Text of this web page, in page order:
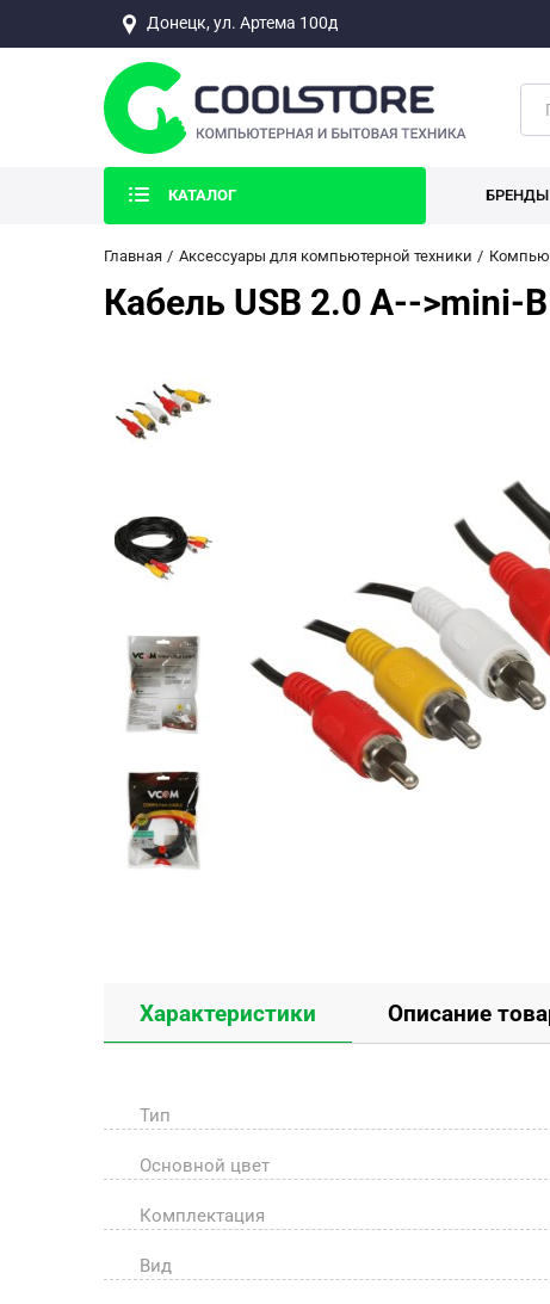
Донецк, ул. Артема 100д
КАТАЛОГ БРЕНДЫ
Главная Аксессуары для компьютерной техники
Кабель USB 2.0 A-->mini-
Характеристики Описание
Тип
Основной цвет
Комплектация
Вид